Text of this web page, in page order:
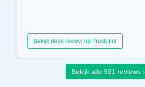
Bekijk deze review op Trustpilot
Bekijk alle 931 reviews ›